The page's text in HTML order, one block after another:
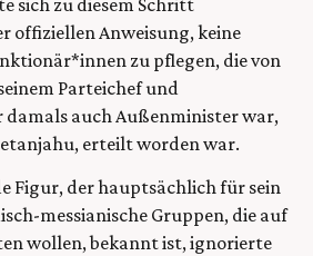
offiziellen Anweisung, keine
zu pflegen, die von
Parteichef und
damals auch Außenminister war,
erteilt worden war.
Figur, der hauptsächlich für sein
messianische Gruppen, die auf
wollen, bekannt ist, ignorierte